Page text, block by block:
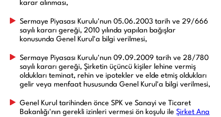
karar alınması,
Sermaye Piyasası Kurulu'nun 05.06.2003 tarih ve 29/666
sayılı kararı gereği, 2010 yılında yapılan bağışlar
konusunda Genel Kurul'a bilgi verilmesi,
Sermaye Piyasası Kurulu'nun 09.09.2009 tarih ve 28/780
sayılı kararı gereği, Şirketin üçüncü kişiler lehine vermiş
oldukları teminat, rehin ve ipotekler ve elde etmiş oldukları
gelir veya menfaat hususunda Genel Kurul'a bilgi verilmesi,
Genel Kurul tarihinden önce SPK ve Sanayi ve Ticaret
Bakanlığı'nın gerekli izinleri vermesi ön koşulu ile Şirket Ana